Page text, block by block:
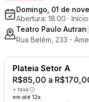
Domingo, 01 de
Abertura: 18:00 ·
Teatro Paulo Autran
Rua Belém, 233 -
Plateia Setor A
R$85,00 a
+ taxa
em até 12x